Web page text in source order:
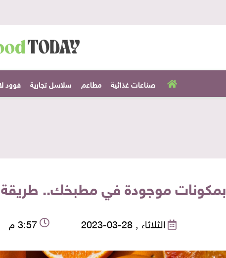
صناعات غذائية مطاعم سلاسل تجارية فوود
بمكونات موجودة في مطبخك..
الثلاثاء , 28-03-2023 3:57 م